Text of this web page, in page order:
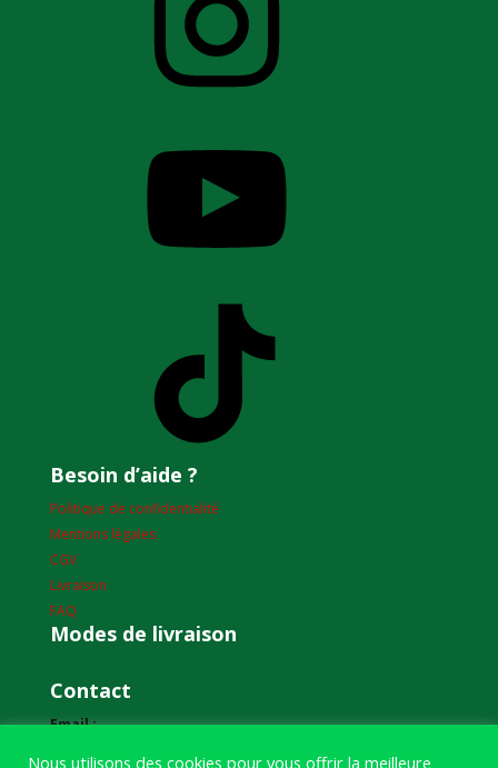
Besoin d’aide ?
Politique de confidentialité
Mentions légales
CGV
Livraison
FAQ
Modes de livraison
Contact
Email :
Nous utilisons des cookies pour vous offrir la meilleure